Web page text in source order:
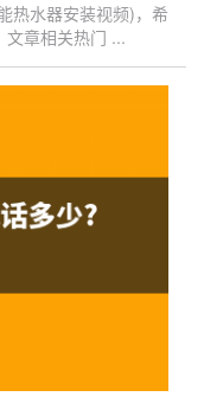
热水器安装视频)，希
文章相关热门 ...